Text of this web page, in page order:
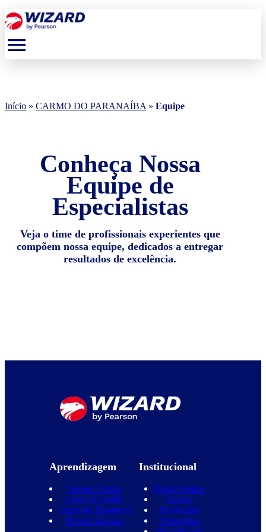
menu
Início » CARMO DO PARANAÍBA » Equipe
Conheça Nossa
Equipe de
Especialistas
Veja o time de profissionais experientes que
compõem nossa equipe, dedicados a entregar
resultados de excelência.
Aprendizagem
Nossos Cursos
Curso de Inglês
Curso de Espanhol
Nossas Escolas
Institucional
Quem Somos
Equipe
Novidades
Promoções